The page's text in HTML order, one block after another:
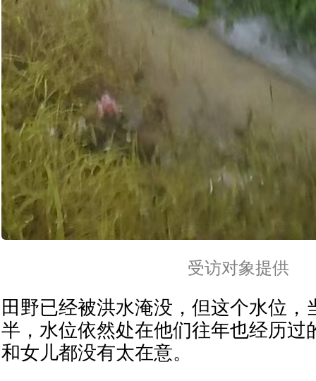
受访对象提供
田野已经被洪水淹没，但这个水位，
半，水位依然处在他们往年也经历过
和女儿都没有太在意。